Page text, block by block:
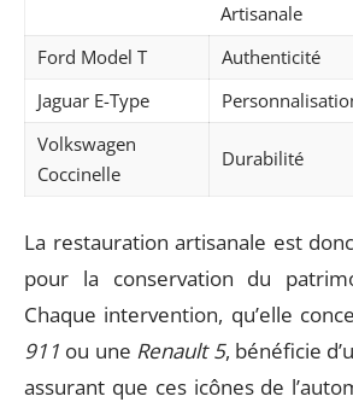
Artisanale
Ford Model T
Authenticité
Jaguar E-Type
Volkswagen
Coccinelle
Durabilité
La restauration artisanale est
pour la conservation du
Chaque intervention, qu’elle
911 ou une Renault 5, bénéficie
assurant que ces icônes de